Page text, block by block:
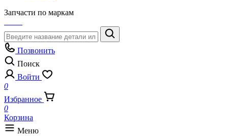
Запчасти по маркам
Позвонить
Поиск
Войти
0
Избранное
0
Корзина
Меню